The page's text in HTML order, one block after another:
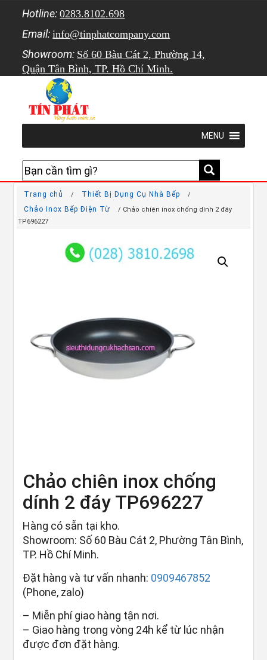
Hotline: 0283.8102.698
Email: info@tinphatcompany.com
Showroom: Số 60 Bàu Cát 2, Phường 14,
Quận Tân Bình, TP. Hồ Chí Minh.
MENU
Trang chủ / Thiết Bị Dụng Cụ Nhà Bếp /
Chảo Inox Bếp Điện Từ
/ Chảo chiên inox chống dính 2 đáy
TP696227
Chảo chiên inox chống
dính 2 đáy TP696227
Hàng có sẵn tại kho.
Showroom: Số 60 Bàu Cát 2, Phường Tân Bình,
TP. Hồ Chí Minh.
Đặt hàng và tư vấn nhanh: 0909467852
(Phone, zalo)
– Miễn phí giao hàng tận nơi.
– Giao hàng trong vòng 24h kể từ lúc nhận
được đơn đặt hàng.